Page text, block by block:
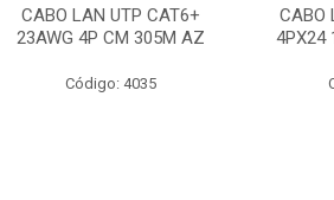
CABO LAN UTP CAT6+
23AWG 4P CM 305M AZ
Código: 4035
CABO
4PX24